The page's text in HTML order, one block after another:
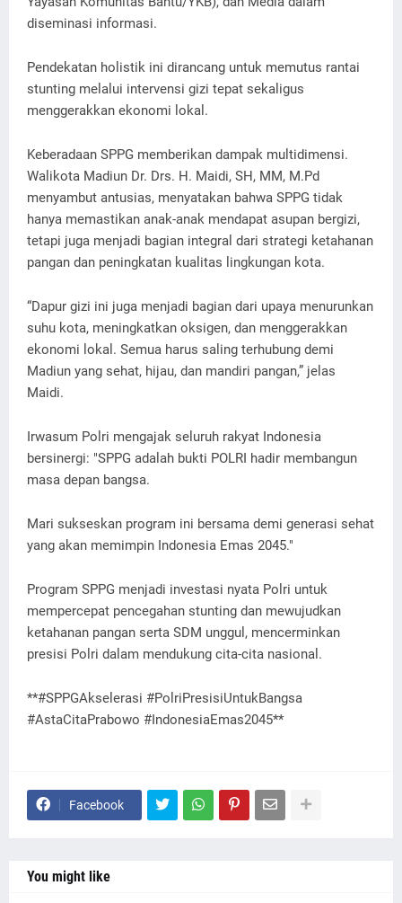
diseminasi informasi.
Pendekatan holistik ini dirancang untuk memutus rantai
stunting melalui intervensi gizi tepat sekaligus
menggerakkan ekonomi lokal.
Keberadaan SPPG memberikan dampak multidimensi.
Walikota Madiun Dr. Drs. H. Maidi, SH, MM, M.Pd
menyambut antusias, menyatakan bahwa SPPG tidak
hanya memastikan anak-anak mendapat asupan bergizi,
tetapi juga menjadi bagian integral dari strategi ketahanan
pangan dan peningkatan kualitas lingkungan kota.
“Dapur gizi ini juga menjadi bagian dari upaya menurunkan
suhu kota, meningkatkan oksigen, dan menggerakkan
ekonomi lokal. Semua harus saling terhubung demi
Madiun yang sehat, hijau, dan mandiri pangan,” jelas
Maidi.
Irwasum Polri mengajak seluruh rakyat Indonesia
bersinergi: "SPPG adalah bukti POLRI hadir membangun
masa depan bangsa.
Mari sukseskan program ini bersama demi generasi sehat
yang akan memimpin Indonesia Emas 2045."
Program SPPG menjadi investasi nyata Polri untuk
mempercepat pencegahan stunting dan mewujudkan
ketahanan pangan serta SDM unggul, mencerminkan
presisi Polri dalam mendukung cita-cita nasional.
**#SPPGAkselerasi #PolriPresisiUntukBangsa
#AstaCitaPrabowo #IndonesiaEmas2045**
Facebook
You might like